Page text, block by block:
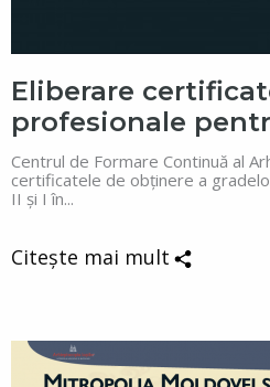
Eliberare
profesionale
Centrul de Formare Continuă al
certificatele de obținere a
II și I în...
Citește mai mult